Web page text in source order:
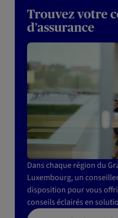
Trouvez votre
d’assurance
Dans chaque région du
Luxembourg, un
disposition pour vous
conseils éclairés en